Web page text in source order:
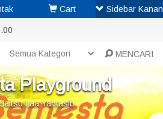
MENCARI
Playground
Laa Yahtasib
Cart Sidebar Kanan